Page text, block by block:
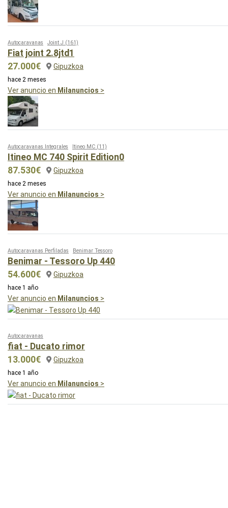
Autocaravanas Joint J (161)
Fiat joint 2.8jtd1
27.000€
Gipuzkoa
hace 2 meses
Ver anuncio en Milanuncios >
Autocaravanas Integrales Itineo MC (11)
Itineo MC 740 Spirit Edition0
87.530€
Gipuzkoa
hace 2 meses
Ver anuncio en Milanuncios >
Autocaravanas Perfiladas Benimar Tessoro
Benimar - Tessoro Up 440
54.600€
Gipuzkoa
hace 1 año
Ver anuncio en Milanuncios >
Autocaravanas
fiat - Ducato rimor
13.000€
Gipuzkoa
hace 1 año
Ver anuncio en Milanuncios >